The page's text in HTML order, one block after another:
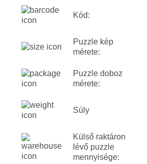
Kód:
Puzzle kép
mérete:
Puzzle doboz
mérete:
Súly
Külső raktáron
lévő puzzle
mennyisége: